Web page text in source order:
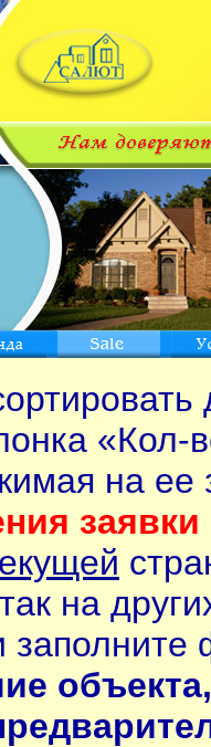
«Кол-
на ее
заявки
на
заполните